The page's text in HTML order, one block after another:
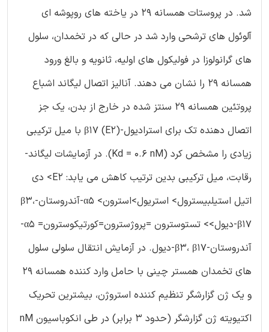
شد. در پروستات همسانه 29 در یاخته های روپوشه ای
آلوئول های ترشحی وارد شد در حالی که در تخمدان، سلول
های گرانولوزا در فولیکول های اولیه، ثانویه و بالغ ورود
همسانه 29 را نشان می دهند. آنالیز اتصال لیگاند اشباع
پروتئین همسانه 29 سنتز شده در خارج از بدن، یک جز
اتصال دهنده تک برای استرادیول-β17 (E2) با میل ترکیبی
زیادی را مشخص کرد (Kd = 0.6 nM). در آزمایشات لیگاند-
رقابت، میل ترکیبی بدین ترتیب کاهش می یابد: E2> دی
اتیل استیلبیسترول> استریول>استرون> α5-آندروستان-β3،
β17-دیول>> تستوسترون =پروژسترون=کورتیکوسترون= α5-
آندروستان-β3، β17-دیول. در آزمایش انتقال سلولی سلول
های تخمدان همستر چینی با حامل وارد کننده همسانه 29
و یک ژن گزارشگر تنظیم کننده استروژن، بیشترین تحریک
اکتیویته ژن گزارشگر (حدود 3 برابر) در طی انکوباسیون nM